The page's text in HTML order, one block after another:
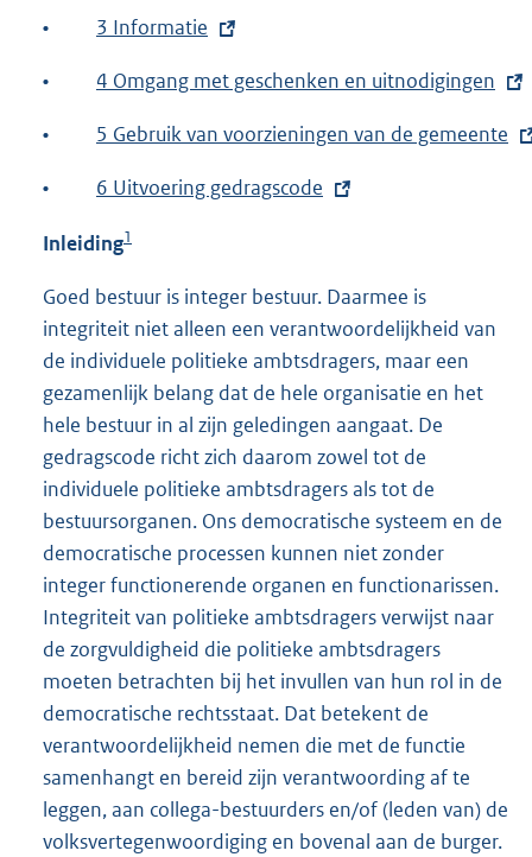
n
l
i
k
e
n
l
i
k
t
e
n
l
i
k
:
•
E
t
e
n
l
i
n
k
3 Informatie
•
E
t
e
n
l
i
n
k
:
4 Omgang met geschenken en uitnodigingen
•
E
t
e
n
e
l
i
n
k
:
5 Gebruik van voorzieningen van de gemeente
•
E
t
e
r
n
n
6 Uitvoering gedragscode
Inleiding1
Goed bestuur is integer bestuur. Daarmee is
integriteit niet alleen een verantwoordelijkheid van
de individuele politieke ambtsdragers, maar een
gezamenlijk belang dat de hele organisatie en het
hele bestuur in al zijn geledingen aangaat. De
gedragscode richt zich daarom zowel tot de
individuele politieke ambtsdragers als tot de
bestuursorganen. Ons democratische systeem en de
democratische processen kunnen niet zonder
integer functionerende organen en functionarissen.
Integriteit van politieke ambtsdragers verwijst naar
de zorgvuldigheid die politieke ambtsdragers
moeten betrachten bij het invullen van hun rol in de
democratische rechtsstaat. Dat betekent de
verantwoordelijkheid nemen die met de functie
samenhangt en bereid zijn verantwoording af te
leggen, aan collega-bestuurders en/of (leden van) de
volksvertegenwoordiging en bovenal aan de burger.